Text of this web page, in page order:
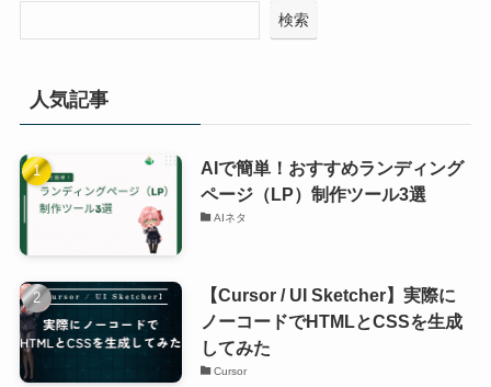
検索
人気記事
AIで簡単！おすすめランディング
ページ（LP）制作ツール3選
AIネタ
【Cursor / UI Sketcher】実際に
ノーコードでHTMLとCSSを生成
してみた
Cursor